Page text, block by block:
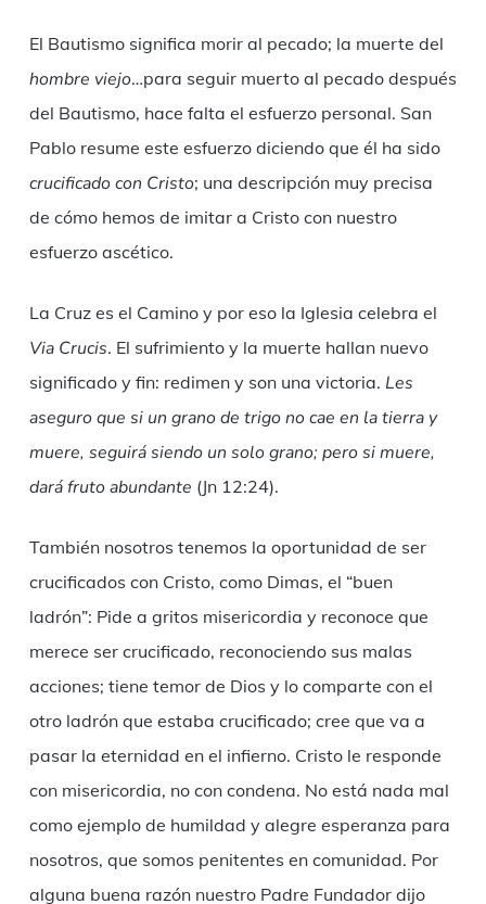
El Bautismo significa morir al pecado; la muerte del
hombre viejo…para seguir muerto al pecado después
del Bautismo, hace falta el esfuerzo personal. San
Pablo resume este esfuerzo diciendo que él ha sido
crucificado con Cristo; una descripción muy precisa
de cómo hemos de imitar a Cristo con nuestro
esfuerzo ascético.
La Cruz es el Camino y por eso la Iglesia celebra el
Via Crucis. El sufrimiento y la muerte hallan nuevo
significado y fin: redimen y son una victoria. Les
aseguro que si un grano de trigo no cae en la tierra y
muere, seguirá siendo un solo grano; pero si muere,
dará fruto abundante (Jn 12:24).
También nosotros tenemos la oportunidad de ser
crucificados con Cristo, como Dimas, el “buen
ladrón”: Pide a gritos misericordia y reconoce que
merece ser crucificado, reconociendo sus malas
acciones; tiene temor de Dios y lo comparte con el
otro ladrón que estaba crucificado; cree que va a
pasar la eternidad en el infierno. Cristo le responde
con misericordia, no con condena. No está nada mal
como ejemplo de humildad y alegre esperanza para
nosotros, que somos penitentes en comunidad. Por
alguna buena razón nuestro Padre Fundador dijo